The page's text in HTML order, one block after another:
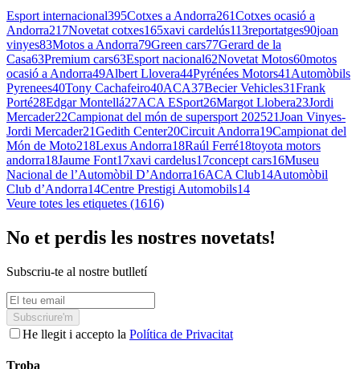
Esport internacional395Cotxes a Andorra261Cotxes ocasió a
Andorra217Novetat cotxes165xavi cardelús113reportatges90joan
vinyes83Motos a Andorra79Green cars77Gerard de la
Casa63Premium cars63Esport nacional62Novetat Motos60motos
ocasió a Andorra49Albert Llovera44Pyrénées Motors41 Automòbils
Pyrenees40Tony Cachafeiro40ACA37Becier Vehicles31Frank
Porté28Edgar Montellá27ACA ESport26Margot Llobera23Jordi
Mercader22Campionat del món de supersport 202521Joan Vinyes-
Jordi Mercader21Gedith Center20Circuit Andorra19Campionat del
Món de Moto218Lexus Andorra18Raúl Ferré18toyota motors
andorra18Jaume Font17xavi cardelus17concept cars16Museu
Nacional de l’Automòbil D’Andorra16ACA Club14Automòbil
Club d’Andorra14Centre Prestigi Automobils14
Veure totes les etiquetes (1616)
No et perdis les nostres novetats!
Subscriu-te al nostre butlletí
Subscriure'm
He llegit i accepto la Política de Privacitat
Troba